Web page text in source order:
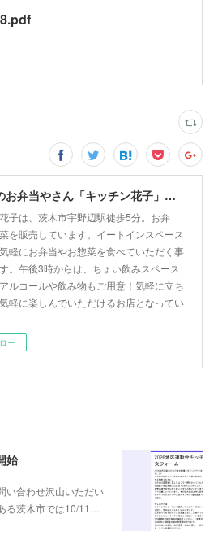
茨木市のお弁当やさん「キッチン花子」ちょい飲みスペース「サウス」
子は、茨木市宇野辺駅徒歩5分。お弁
を販売しています。イートインスペース
軽にお弁当やお惣菜を食べていただく事
。午後3時からは、ちょい飲みスペース
ルコールや飲み物もご用意！気軽に立ち
軽に楽しんでいただけるお店となってい
ー
始
い合わせ沢山いただい
る茨木市では10/11…